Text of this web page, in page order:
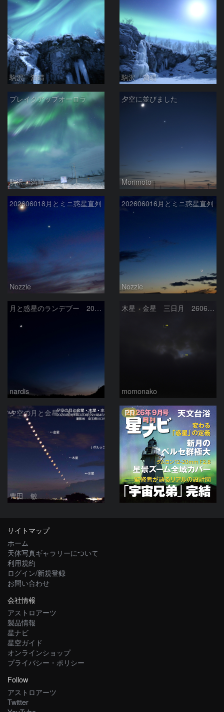
駒沢 満晴 駒沢 満晴
ブレイクアップオーロラ
駒沢 満晴
夕空に並びました
Morimoto
202606018月とミニ惑星直列
Nozzie
202606016月とミニ惑星直列
Nozzie
月と惑星のランデブー 2026/06/19
nardis
木星 金星 三日月 260618
momonako
夕空の月と金星・木星・水星の接近 2026/6/18
豊田 敏
PR
サイトマップ
ホーム
天体写真ギャラリーについて
利用規約
ログイン/新規登録
お問い合わせ
会社情報
アストロアーツ
製品情報
星ナビ
星空ガイド
オンラインショップ
プライバシー・ポリシー
Follow
アストロアーツ
Twitter